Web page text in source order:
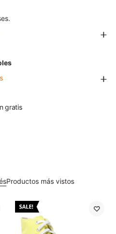
gratis
Productos más vistos